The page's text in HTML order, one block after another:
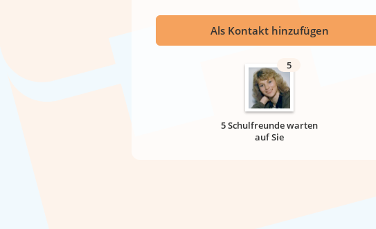
Als Kontakt hinzufügen
5
5 Schulfreunde warten
auf Sie